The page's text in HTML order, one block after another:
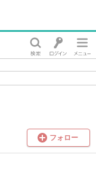
フォロー